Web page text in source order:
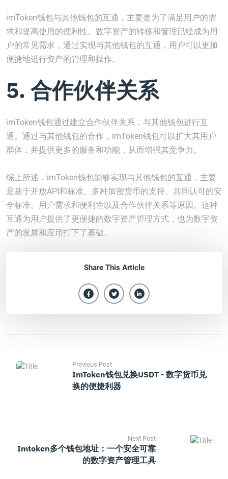
imToken钱包与其他钱包的互通，主要是为了满足用户的需
求和提高使用的便利性。数字资产的转移和管理已经成为用
户的常见需求，通过实现与其他钱包的互通，用户可以更加
便捷地进行资产的管理和操作。
5. 合作伙伴关系
imToken钱包通过建立合作伙伴关系，与其他钱包进行互
通。通过与其他钱包的合作，imToken钱包可以扩大其用户
群体，并提供更多的服务和功能，从而增强其竞争力。
综上所述，imToken钱包能够实现与其他钱包的互通，主要
是基于开放API和标准、多种加密货币的支持、共同认可的安
全标准、用户需求和便利性以及合作伙伴关系等原因。这种
互通为用户提供了更便捷的数字资产管理方式，也为数字资
产的发展和应用打下了基础。
Share This Article
Previous Post
ImToken钱包兑换USDT - 数字货币兑
换的便捷利器
Next Post
Imtoken多个钱包地址：一个安全可靠
的数字资产管理工具